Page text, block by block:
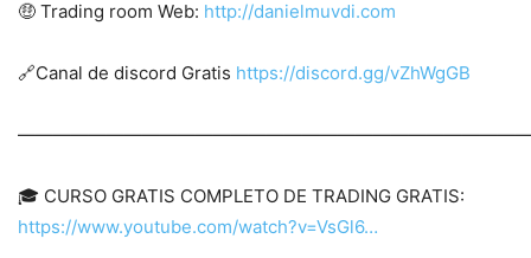
🤑 Trading room Web: http://danielmuvdi.com
🔗Canal de discord Gratis https://discord.gg/vZhWgGB
🎓 CURSO GRATIS COMPLETO DE TRADING GRATIS:
https://www.youtube.com/watch?v=VsGl6…